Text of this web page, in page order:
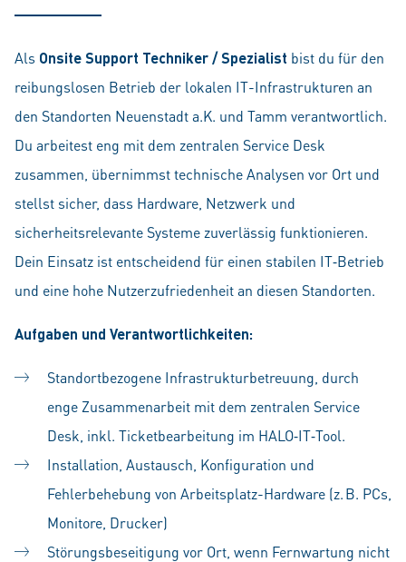
Als Onsite Support Techniker / Spezialist bist du für den
reibungslosen Betrieb der lokalen IT-Infrastrukturen an
den Standorten Neuenstadt a.K. und Tamm verantwortlich.
Du arbeitest eng mit dem zentralen Service Desk
zusammen, übernimmst technische Analysen vor Ort und
stellst sicher, dass Hardware, Netzwerk und
sicherheitsrelevante Systeme zuverlässig funktionieren.
Dein Einsatz ist entscheidend für einen stabilen IT‑Betrieb
und eine hohe Nutzerzufriedenheit an diesen Standorten.
Aufgaben und Verantwortlichkeiten:
Standortbezogene Infrastrukturbetreuung, durch
enge Zusammenarbeit mit dem zentralen Service
Desk, inkl. Ticketbearbeitung im HALO‑IT‑Tool.
Installation, Austausch, Konfiguration und
Fehlerbehebung von Arbeitsplatz-Hardware (z. B. PCs,
Monitore, Drucker)
Störungsbeseitigung vor Ort, wenn Fernwartung nicht